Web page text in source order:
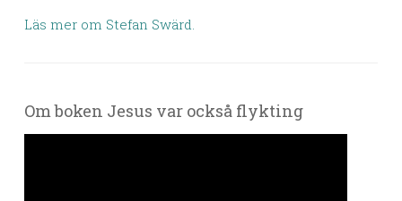
Läs mer om Stefan Swärd.
Om boken Jesus var också flykting